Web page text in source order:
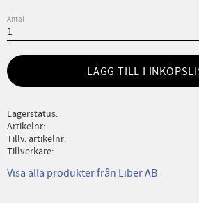
Antal
LÄGG TILL I
Lagerstatus
Artikelnr
Tillv. artikelnr
Tillverkare
Visa alla produkter från Liber AB